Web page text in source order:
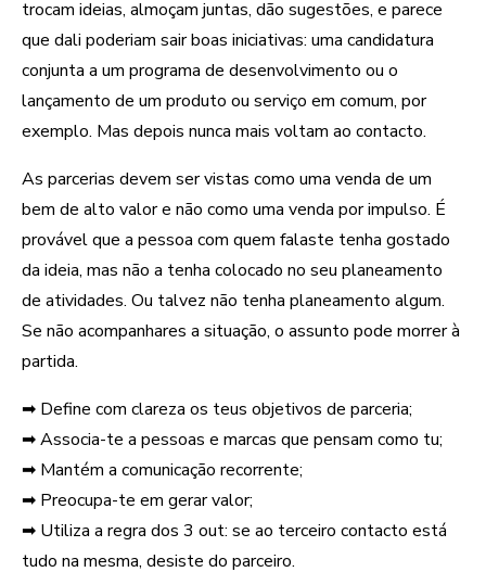
trocam ideias, almoçam juntas, dão sugestões, e parece
que dali poderiam sair boas iniciativas: uma candidatura
conjunta a um programa de desenvolvimento ou o
lançamento de um produto ou serviço em comum, por
exemplo. Mas depois nunca mais voltam ao contacto.
As parcerias devem ser vistas como uma venda de um
bem de alto valor e não como uma venda por impulso. É
provável que a pessoa com quem falaste tenha gostado
da ideia, mas não a tenha colocado no seu planeamento
de atividades. Ou talvez não tenha planeamento algum.
Se não acompanhares a situação, o assunto pode morrer à
partida.
➡ Define com clareza os teus objetivos de parceria;
➡ Associa-te a pessoas e marcas que pensam como tu;
➡ Mantém a comunicação recorrente;
➡ Preocupa-te em gerar valor;
➡ Utiliza a regra dos 3 out: se ao terceiro contacto está
tudo na mesma, desiste do parceiro.